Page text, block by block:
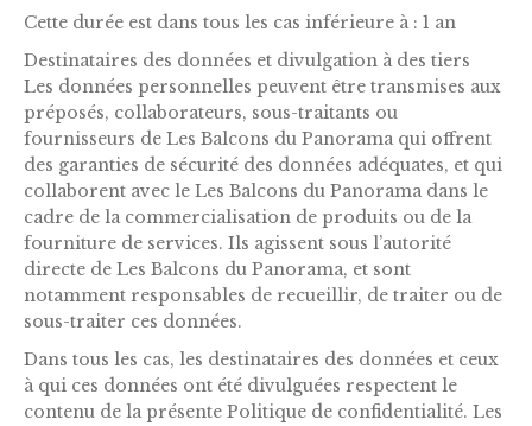
Cette durée est dans tous les cas inférieure à : 1 an
Destinataires des données et divulgation à des tiers
Les données personnelles peuvent être transmises aux
préposés, collaborateurs, sous-traitants ou
fournisseurs de Les Balcons du Panorama qui offrent
des garanties de sécurité des données adéquates, et qui
collaborent avec le Les Balcons du Panorama dans le
cadre de la commercialisation de produits ou de la
fourniture de services. Ils agissent sous l’autorité
directe de Les Balcons du Panorama, et sont
notamment responsables de recueillir, de traiter ou de
sous-traiter ces données.
Dans tous les cas, les destinataires des données et ceux
à qui ces données ont été divulguées respectent le
contenu de la présente Politique de confidentialité. Les